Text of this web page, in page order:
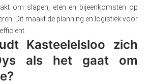
om slapen, eten en bijeenkomsten op
Dit maakt de planning en logistiek voor
Kasteelelsloo zich
als het gaat om